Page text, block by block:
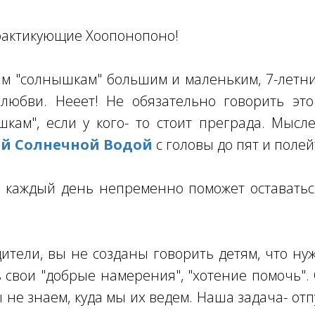
Хоопонопоно!
"солнышкам" большим и маленьким, 7-
Нееет! Не обязательно говорить
если у кого- то стоит преграда.
Солнечной Водой с головы до пят и
каждый день непременно поможет
вы не созданы говорить детям, что
свои "добрые намерения", "хотение
знаем, куда мы их ведем. Наша задача-